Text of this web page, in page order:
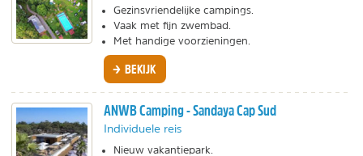
Gezinsvriendelijke campings.
Vaak met fijn zwembad.
Met handige voorzieningen.
BEKIJK
ANWB Camping - Sandaya Cap Sud
Individuele reis
Nieuw vakantiepark.